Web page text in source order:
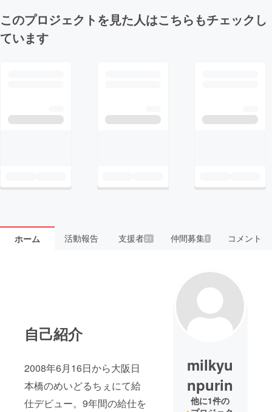
このプロジェクトを見た人はこちらもチェックし
ています
ホーム 活動報告 支援者 21 仲間募集 1 コメント
自己紹介
2008年6月16日から大阪日
本橋のめいどるちぇにて給
仕デビュー。9年間の給仕を
milkyu
npurin
他に1件の